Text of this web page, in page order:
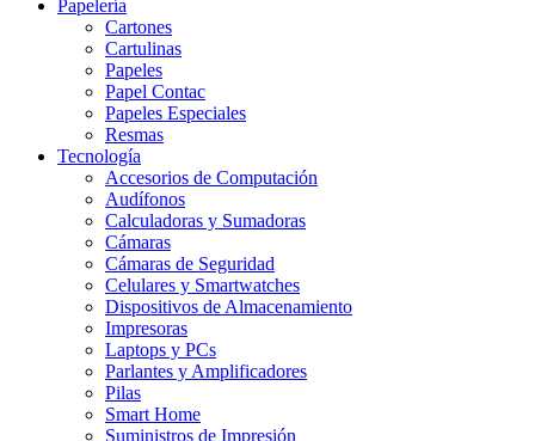
Papelería
Cartones
Cartulinas
Papeles
Papel Contac
Papeles Especiales
Resmas
Tecnología
Accesorios de Computación
Audífonos
Calculadoras y Sumadoras
Cámaras
Cámaras de Seguridad
Celulares y Smartwatches
Dispositivos de Almacenamiento
Impresoras
Laptops y PCs
Parlantes y Amplificadores
Pilas
Smart Home
Suministros de Impresión